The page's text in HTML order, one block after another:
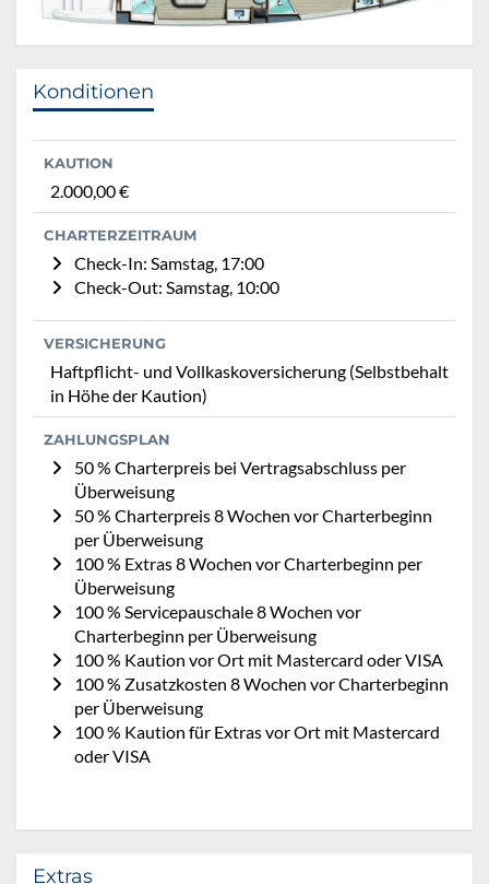
Konditionen
KAUTION
2.000,00 €
CHARTERZEITRAUM
Check-In: Samstag, 17:00
Check-Out: Samstag, 10:00
VERSICHERUNG
Haftpflicht- und Vollkaskoversicherung (Selbstbehalt
in Höhe der Kaution)
ZAHLUNGSPLAN
50 % Charterpreis bei Vertragsabschluss per
Überweisung
50 % Charterpreis 8 Wochen vor Charterbeginn
per Überweisung
100 % Extras 8 Wochen vor Charterbeginn per
Überweisung
100 % Servicepauschale 8 Wochen vor
Charterbeginn per Überweisung
100 % Kaution vor Ort mit Mastercard oder VISA
100 % Zusatzkosten 8 Wochen vor Charterbeginn
per Überweisung
100 % Kaution für Extras vor Ort mit Mastercard
oder VISA
Extras